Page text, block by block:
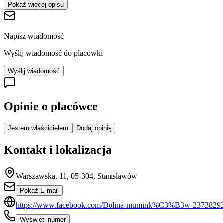
Pokaż więcej opisu
Napisz wiadomość
Wyślij wiadomość do placówki
Wyślij wiadomość
Opinie o placówce
Jestem właścicielem Dodaj opinię
Kontakt i lokalizacja
Warszawska, 11, 05-304, Stanisławów
Pokaż E-mail
https://www.facebook.com/Dolina-mumink%C3%B3w-
Wyświetl numer